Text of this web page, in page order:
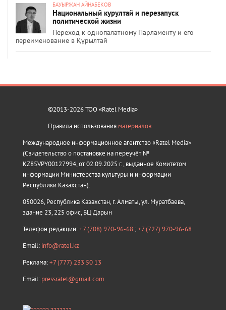
БАУЫРЖАН АЙНАБЕКОВ
Национальный курултай и перезапуск
политической жизни
Переход к однопалатному Парламенту и его
переименование в Құрылтай
©2013-2026 ТОО «Ratel Media»
Правила использования материалов
Международное информационное агентство «Ratel Media»
(Свидетельство о постановке на переучёт №
KZ85VPY00127994, от 02.09.2025 г., выданное Комитетом
информации Министерства культуры и информации
Республики Казахстан).
050026, Республика Казахстан, г. Алматы, ул. Муратбаева,
здание 23, 225 офис, БЦ Дарын
Телефон редакции:+7 (708) 970-96-68 ;+7 (727) 970-96-68
Email: info@ratel.kz
Реклама:+7 (777) 233 50 13
Email: pressratel@gmail.com